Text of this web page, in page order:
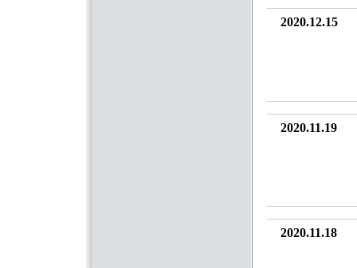
2020.12.15
2020.11.19
2020.11.18